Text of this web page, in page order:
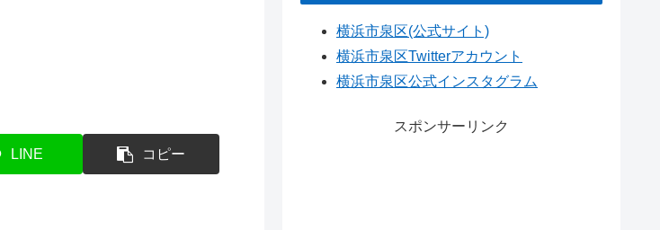
LINE コピー
横浜市泉区(公式サイト)
横浜市泉区Twitterアカウント
横浜市泉区公式インスタグラム
スポンサーリンク